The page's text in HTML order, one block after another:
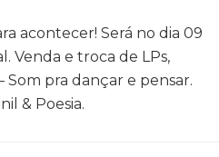
acontecer! Será no dia 09
Venda e troca de LPs,
Som pra dançar e pensar.
& Poesia.